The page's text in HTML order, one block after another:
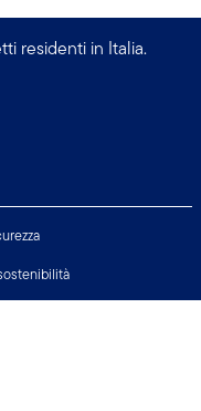
residenti in Italia.